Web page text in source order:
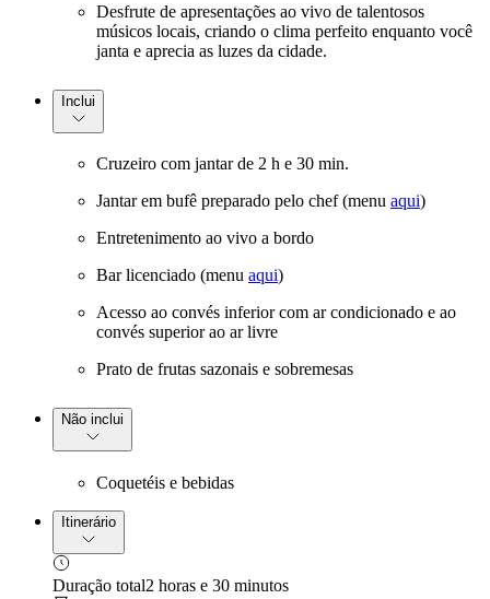
Desfrute de apresentações ao vivo de talentosos
músicos locais, criando o clima perfeito enquanto você
janta e aprecia as luzes da cidade.
Inclui
Cruzeiro com jantar de 2 h e 30 min.
Jantar em bufê preparado pelo chef (menu aqui)
Entretenimento ao vivo a bordo
Bar licenciado (menu aqui)
Acesso ao convés inferior com ar condicionado e ao
convés superior ao ar livre
Prato de frutas sazonais e sobremesas
Não inclui
Coquetéis e bebidas
Itinerário
Duração total2 horas e 30 minutos